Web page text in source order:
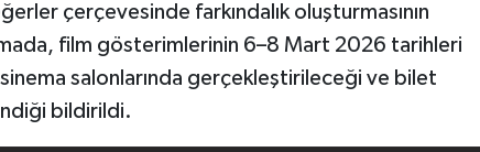
çerçevesinde farkındalık oluşturmasının
film gösterimlerinin 6–8 Mart 2026 tarihleri
salonlarında gerçekleştirileceği ve bilet
bildirildi.